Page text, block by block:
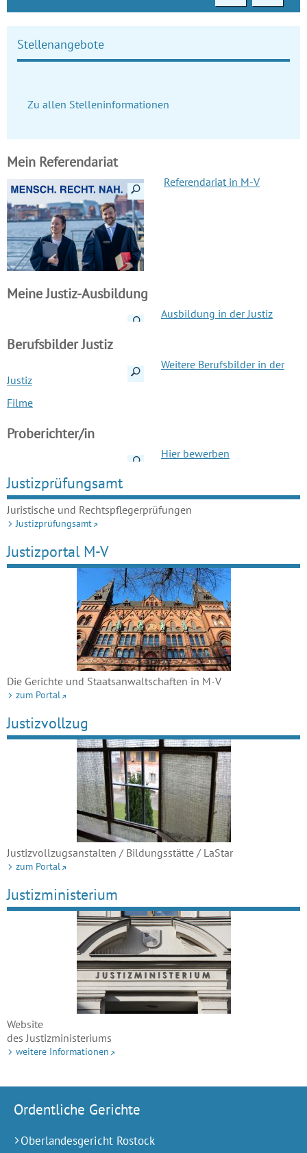
Stellenangebote
Zu allen Stelleninformationen
Mein Referendariat
Details anzeigenReferendariat in M-V
Meine Justiz-Ausbildung
Details anzeigenAusbildung in der Justiz
Berufsbilder Justiz
Details anzeigenWeitere Berufsbilder in der
Justiz
Filme
Proberichter/in
Details anzeigenHier bewerben
Justizprüfungsamt
Juristische und Rechtspflegerprüfungen
Justizprüfungsamt
Justizportal M-V
Die Gerichte und Staatsanwaltschaften in M-V
zum Portal
Justizvollzug
Justizvollzugsanstalten / Bildungsstätte / LaStar
zum Portal
Justizministerium
Website
des Justizministeriums
weitere Informationen
Ordentliche Gerichte
Oberlandesgericht Rostock